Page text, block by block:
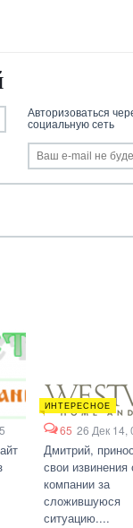
Авторизоваться
социальную сеть
ИНТЕРЕСНОЕ
65 26 Дек 14,
Дмитрий,
свои извинения
компании за
сложившуюся
ситуацию....